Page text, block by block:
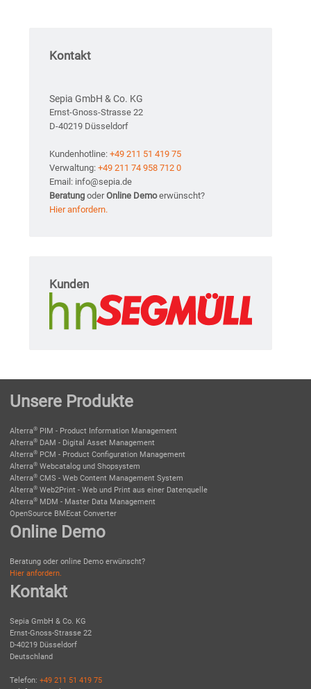
Kontakt
Sepia GmbH & Co. KG
Ernst-Gnoss-Strasse 22
D-40219 Düsseldorf
Kundenhotline: +49 211 51 419 75
Verwaltung: +49 211 74 958 712 0
Email: info@sepia.de
Beratung oderOnline Demoerwünscht?
Hier anfordern.
Kunden
Unsere Produkte
Alterra® PIM - Product Information Management
Alterra® DAM - Digital Asset Management
Alterra® PCM - Product Configuration Management
Alterra® Webcatalog und Shopsystem
Alterra® CMS - Web Content Management System
Alterra® Web2Print - Web und Print aus einer Datenquelle
Alterra® MDM - Master Data Management
OpenSource BMEcat Converter
Online Demo
Beratung oder online Demo erwünscht?
Hier anfordern.
Kontakt
Sepia GmbH & Co. KG
Ernst-Gnoss-Strasse 22
D-40219 Düsseldorf
Deutschland
Telefon: +49 211 51 419 75